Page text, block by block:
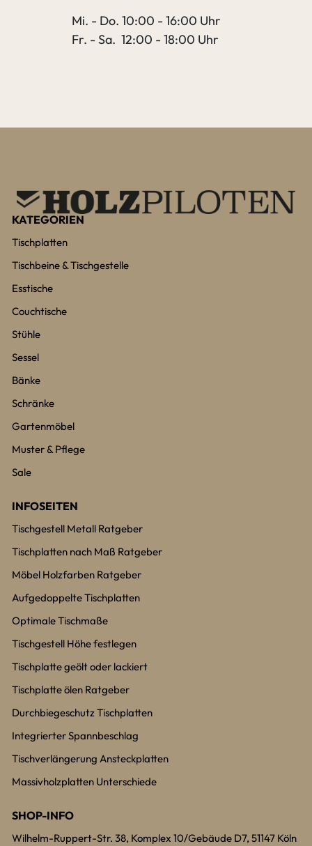
Mi. - Do. 10:00 - 16:00 Uhr
Fr. - Sa. 12:00 - 18:00 Uhr
KATEGORIEN
Tischplatten
Tischbeine & Tischgestelle
Esstische
Couchtische
Stühle
Sessel
Bänke
Schränke
Gartenmöbel
Muster & Pflege
Sale
INFOSEITEN
Tischgestell Metall Ratgeber
Tischplatten nach Maß Ratgeber
Möbel Holzfarben Ratgeber
Aufgedoppelte Tischplatten
Optimale Tischmaße
Tischgestell Höhe festlegen
Tischplatte geölt oder lackiert
Tischplatte ölen Ratgeber
Durchbiegeschutz Tischplatten
Integrierter Spannbeschlag
Tischverlängerung Ansteckplatten
Massivholzplatten Unterschiede
SHOP-INFO
Wilhelm-Ruppert-Str. 38, Komplex 10/Gebäude D7, 51147 Köln